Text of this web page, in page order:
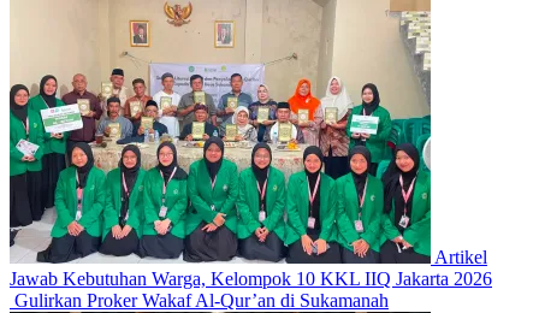
Artikel
Jawab Kebutuhan Warga, Kelompok 10 KKL IIQ Jakarta 2026
Gulirkan Proker Wakaf Al-Qur’an di Sukamanah